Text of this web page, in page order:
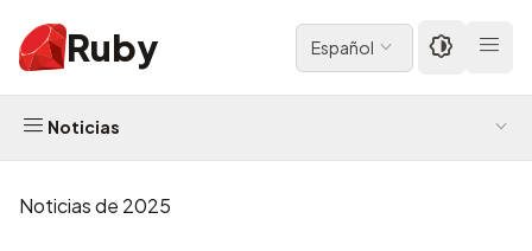
Ruby Español
Noticias
Noticias de 2025